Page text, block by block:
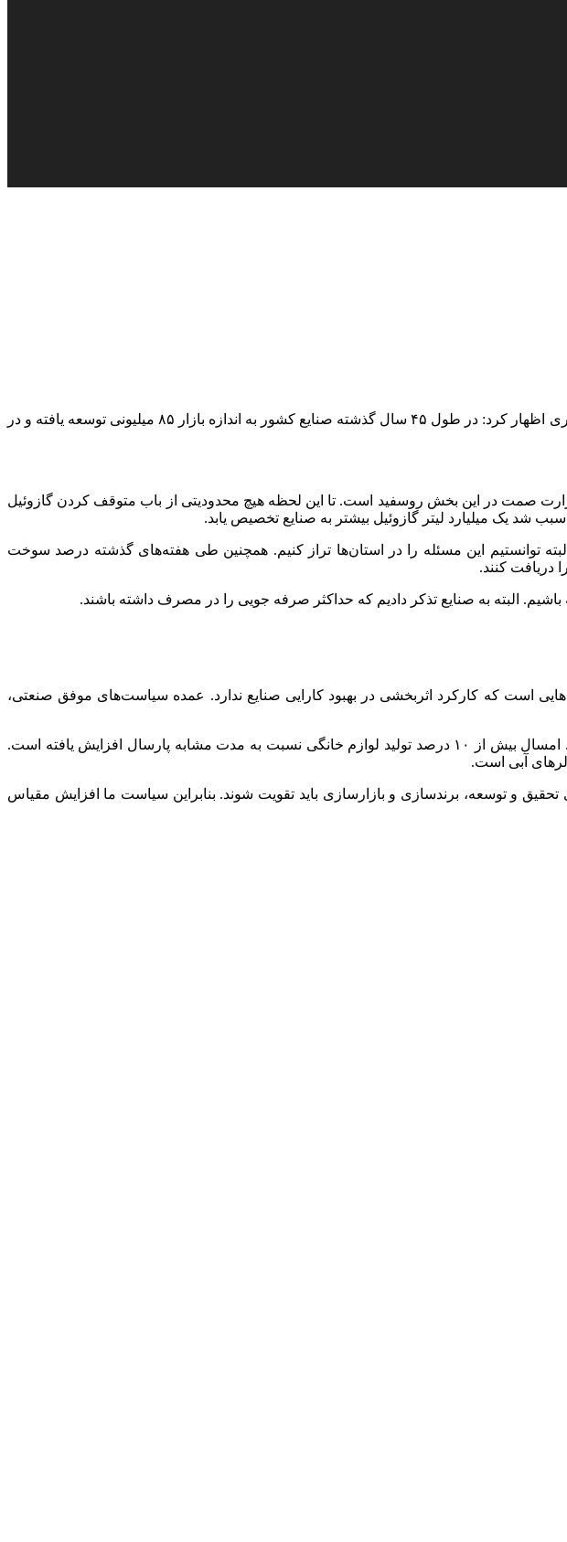
امروز سه شنبه- ۱۶ بهمن- در نشست خبری اظهار کرد: در طول ۴۵ سال گذشته صنایع کشور به اندازه بازار ۸۵ میلیونی توسعه یافته و در
صمت در این بخش روسفید است. تا این لحظه هیچ محدودیتی از باب متوقف کردن گازوئیل
توانستیم این مسئله را در استان‌ها تراز کنیم. همچنین طی هفته‌های گذشته درصد سوخت
دریافت کنند.
البته به صنایع تذکر دادیم که حداکثر صرفه جویی را در مصرف داشته باشند.
است که کارکرد اثربخشی در بهبود کارایی صنایع ندارد. عمده سیاست‌های موفق صنعتی،
وی افزود: در حوزه لوازم خانگی قصد داریم از طریق سیاست‌های تعرفه‌ای از تولیدکنندگان داخلی حمایت کنیم. امسال بیش از ۱۰ درصد تولید لوازم خانگی نسبت به مدت مشابه پارسال افزایش یافته است.
آبی است.
و توسعه، برندسازی و بازارسازی باید تقویت شوند. بنابراین سیاست ما افزایش مقیاس